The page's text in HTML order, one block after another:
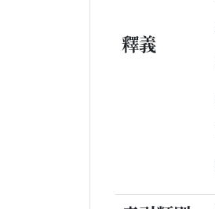
釋義